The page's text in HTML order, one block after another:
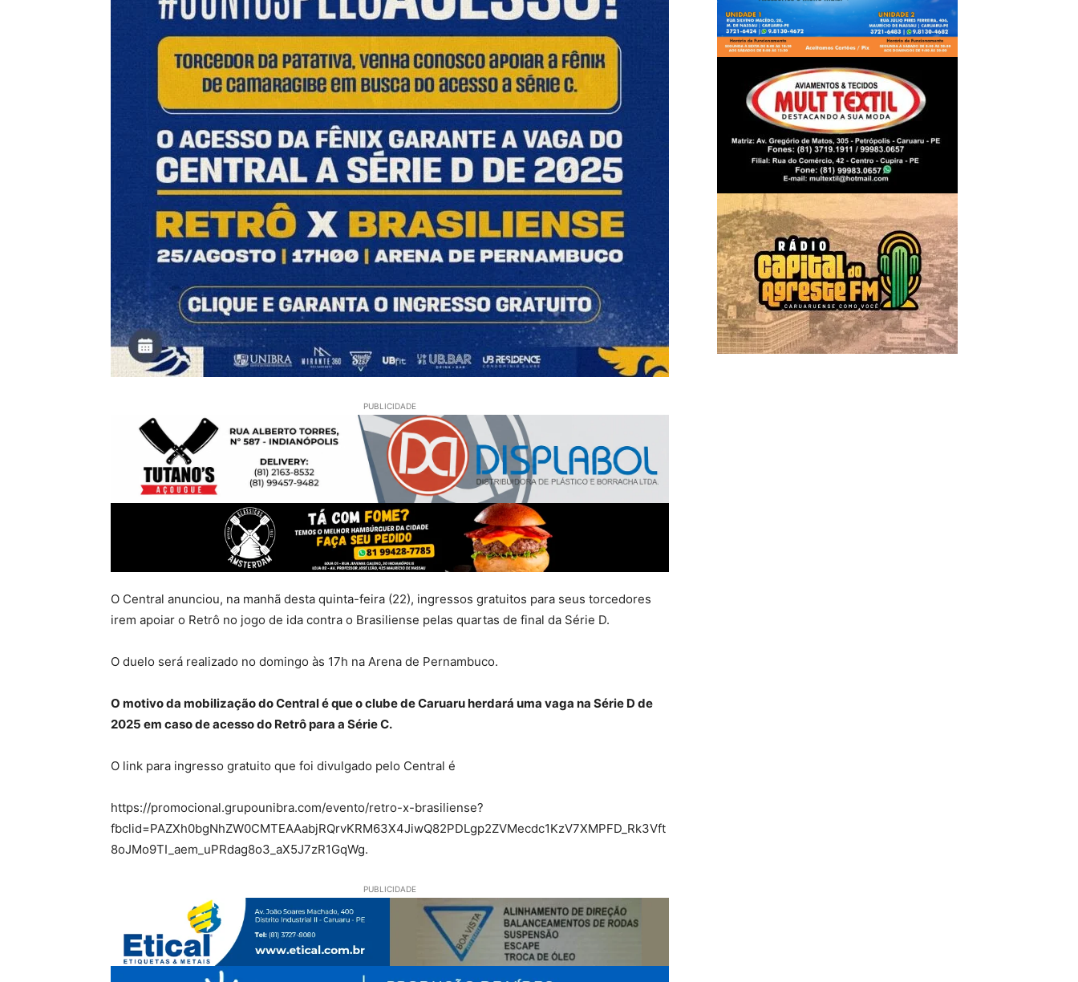
PUBLICIDADE
O Central anunciou, na manhã desta quinta-feira (22), ingressos gratuitos para seus torcedores
irem apoiar o Retrô no jogo de ida contra o Brasiliense pelas quartas de final da Série D.
O duelo será realizado no domingo às 17h na Arena de Pernambuco.
O motivo da mobilização do Central é que o clube de Caruaru herdará uma vaga na Série D de
2025 em caso de acesso do Retrô para a Série C.
O link para ingresso gratuito que foi divulgado pelo Central é
https://promocional.grupounibra.com/evento/retro-x-brasiliense?
fbclid=PAZXh0bgNhZW0CMTEAAabjRQrvKRM63X4JiwQ82PDLgp2ZVMecdc1KzV7XMPFD_Rk3Vft
8oJMo9TI_aem_uPRdag8o3_aX5J7zR1GqWg.
PUBLICIDADE